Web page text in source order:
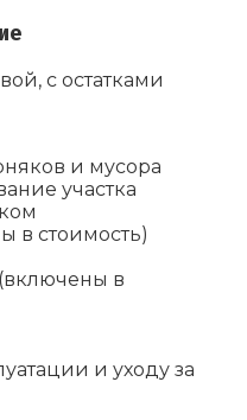
с остатками
и мусора
участка
в стоимость)
в
и уходу за